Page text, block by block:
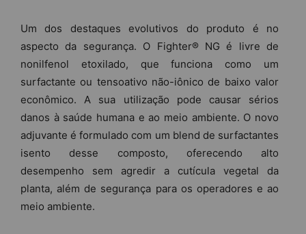
Um dos destaques evolutivos do produto é no
aspecto da segurança. O Fighter® NG é livre de
nonilfenol etoxilado, que funciona como um
surfactante ou tensoativo não-iônico de baixo valor
econômico. A sua utilização pode causar sérios
danos à saúde humana e ao meio ambiente. O novo
adjuvante é formulado com um blend de surfactantes
isento desse composto, oferecendo alto
desempenho sem agredir a cutícula vegetal da
planta, além de segurança para os operadores e ao
meio ambiente.